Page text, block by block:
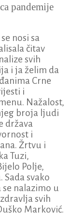
pandemije
nosi sa
čitav
svih
i ja želim da
Crne
i
Nažalost,
broja ljudi
država
i
Žrtvu i
Tuzi,
Polje,
svako
nalazimo u
svih
Marković.